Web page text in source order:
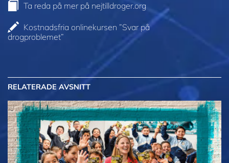
Ta reda på mer på nejtilldroger.org
Kostnadsfria onlinekursen ”Svar på
drogproblemet”
RELATERADE AVSNITT